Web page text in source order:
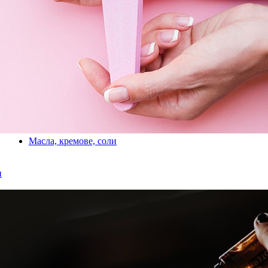
Масла, кремове, соли